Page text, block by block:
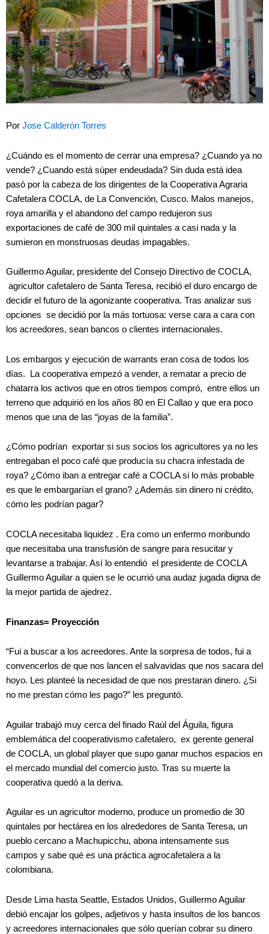
Por Jose Calderón Torres
¿Cuándo es el momento de cerrar una empresa? ¿Cuando ya no
vende? ¿Cuando está súper endeudada? Sin duda está idea
pasó por la cabeza de los dirigentes de la Cooperativa Agraria
Cafetalera COCLA, de La Convención, Cusco. Malos manejos,
roya amarilla y el abandono del campo redujeron sus
exportaciones de café de 300 mil quintales a casi nada y la
sumieron en monstruosas deudas impagables.
Guillermo Aguilar, presidente del Consejo Directivo de COCLA,
agricultor cafetalero de Santa Teresa, recibió el duro encargo de
decidir el futuro de la agonizante cooperativa. Tras analizar sus
opciones se decidió por la más tortuosa: verse cara a cara con
los acreedores, sean bancos o clientes internacionales.
Los embargos y ejecución de warrants eran cosa de todos los
días. La cooperativa empezó a vender, a rematar a precio de
chatarra los activos que en otros tiempos compró, entre ellos un
terreno que adquirió en los años 80 en El Callao y que era poco
menos que una de las “joyas de la familia”.
¿Cómo podrían exportar si sus socios los agricultores ya no les
entregaban el poco café que producía su chacra infestada de
roya? ¿Cómo iban a entregar café a COCLA si lo más probable
es que le embargarían el grano? ¿Además sin dinero ni crédito,
cómo les podrían pagar?
COCLA necesitaba liquidez . Era como un enfermo moribundo
que necesitaba una transfusión de sangre para resucitar y
levantarse a trabajar. Así lo entendió el presidente de COCLA
Guillermo Aguilar a quien se le ocurrió una audaz jugada digna de
la mejor partida de ajedrez.
Finanzas= Proyección
“Fui a buscar a los acreedores. Ante la sorpresa de todos, fui a
convencerlos de que nos lancen el salvavidas que nos sacara del
hoyo. Les planteé la necesidad de que nos prestaran dinero. ¿Si
no me prestan cómo les pago?” les preguntó.
Aguilar trabajó muy cerca del finado Raúl del Águila, figura
emblemática del cooperativismo cafetalero, ex gerente general
de COCLA, un global player que supo ganar muchos espacios en
el mercado mundial del comercio justo. Tras su muerte la
cooperativa quedó a la deriva.
Aguilar es un agricultor moderno, produce un promedio de 30
quintales por hectárea en los alrededores de Santa Teresa, un
pueblo cercano a Machupicchu, abona intensamente sus
campos y sabe qué es una práctica agrocafetalera a la
colombiana.
Desde Lima hasta Seattle, Estados Unidos, Guillermo Aguilar
debió encajar los golpes, adjetivos y hasta insultos de los bancos
y acreedores internacionales que sólo querían cobrar su dinero